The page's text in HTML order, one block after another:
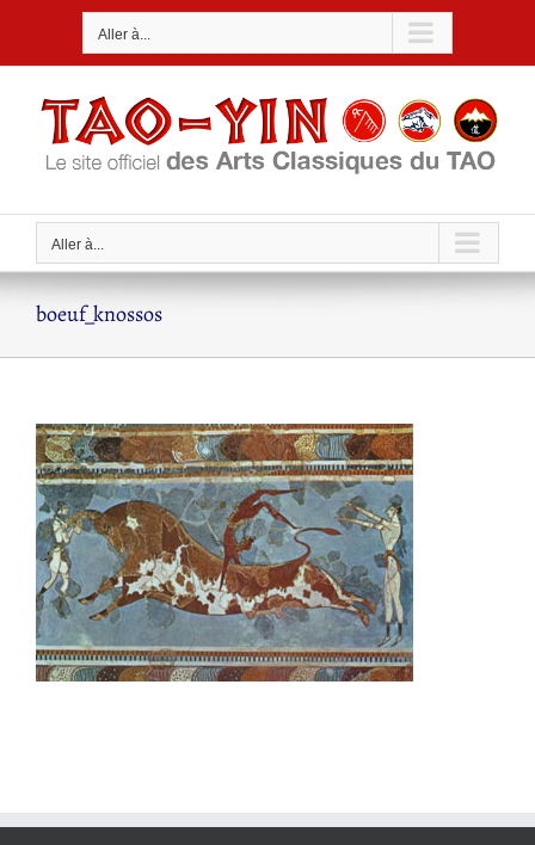
Aller à...
Aller à...
boeuf_knossos